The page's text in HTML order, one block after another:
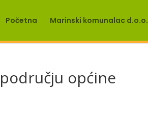
Početna Marinski komunalac d.o.o.
općine